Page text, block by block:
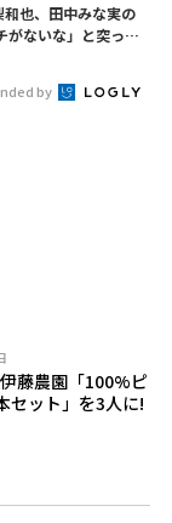
也、田中みな実の
がないな」と突っ込
by
藤農園「100%ピ
セット」を3人に!